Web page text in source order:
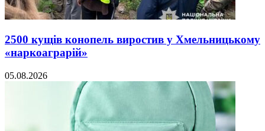
2500 кущів конопель виростив у Хмельницькому
«наркоаграрій»
05.08.2026